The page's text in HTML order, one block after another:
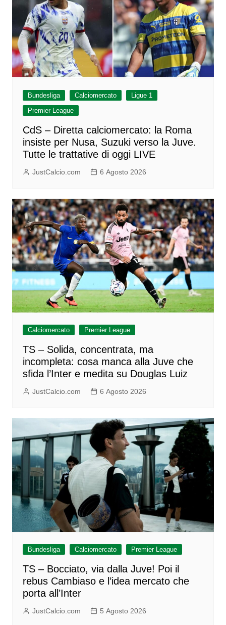
Bundesliga Calciomercato
Ligue 1
Premier League
CdS – Diretta calciomercato: la Roma
insiste per Nusa, Suzuki verso la Juve.
Tutte le trattative di oggi LIVE
JustCalcio.com 6 Agosto 2026
Calciomercato Premier League
TS – Solida, concentrata, ma
incompleta: cosa manca alla Juve che
sfida l’Inter e medita su Douglas Luiz
JustCalcio.com 6 Agosto 2026
Bundesliga Calciomercato Premier League
TS – Bocciato, via dalla Juve! Poi il
rebus Cambiaso e l’idea mercato che
porta all’Inter
JustCalcio.com 5 Agosto 2026